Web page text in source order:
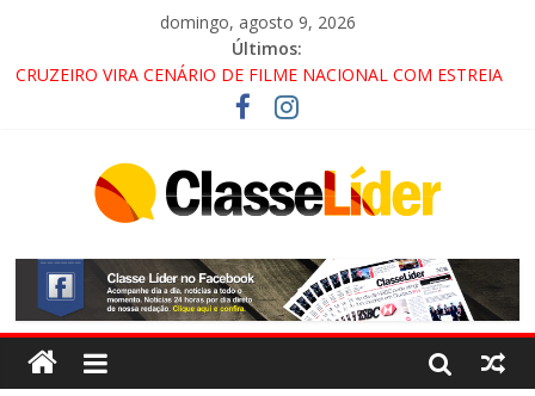
domingo, agosto 9, 2026
Últimos:
CRUZEIRO VIRA CENÁRIO DE FILME NACIONAL COM ESTREIA
PROMOTOR DO GAECO
ACESSO À APARECIDA NA DUTRA SERÁ BLOQUEADO NO FIM
ALTERNATIVAS
LORENA, PINDAMONHANGABA E QUELUZ NA RETA FINAL
PELA FÁBRICA DA COCA-COLA!